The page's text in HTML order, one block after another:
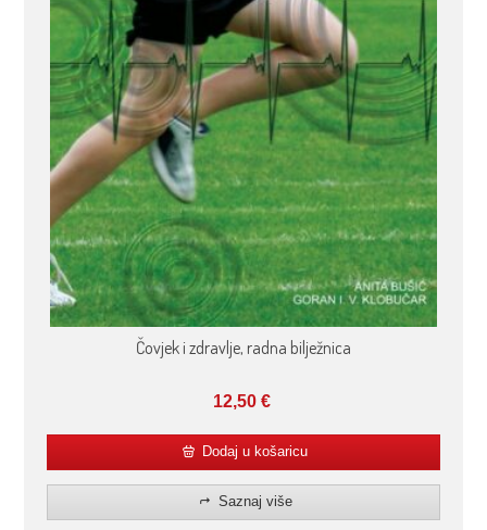
Čovjek i zdravlje, radna bilježnica
12,50 €
Dodaj u košaricu
Saznaj više